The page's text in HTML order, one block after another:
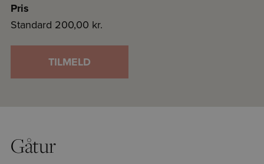
Pris
Standard 200,00 kr.
TILMELD
Gåtur